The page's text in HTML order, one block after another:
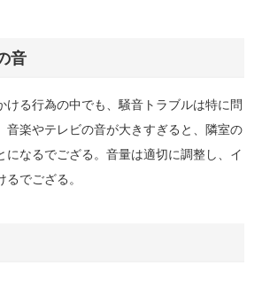
音
ける行為の中でも、騒音トラブルは特に問
音楽やテレビの音が大きすぎると、隣室の
になるでござる。音量は適切に調整し、イ
でござる。